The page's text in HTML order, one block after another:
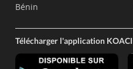
Bénin
Télécharger l'application KOACI